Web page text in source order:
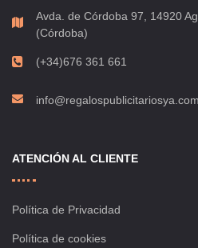
Avda. de Córdoba 97, 14920
(Córdoba)
(+34)676 361 661
info@regalospublicitariosya.com
ATENCIÓN AL CLIENTE
Política de Privacidad
Política de cookies